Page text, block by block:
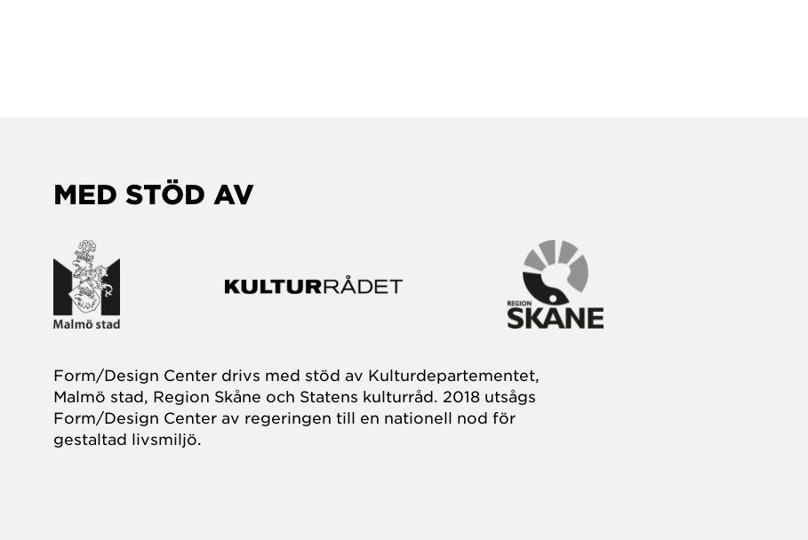
MED STÖD AV
Form/Design Center drivs med stöd av Kulturdepartementet,
Malmö stad, Region Skåne och Statens kulturråd. 2018 utsågs
Form/Design Center av regeringen till en nationell nod för
gestaltad livsmiljö.